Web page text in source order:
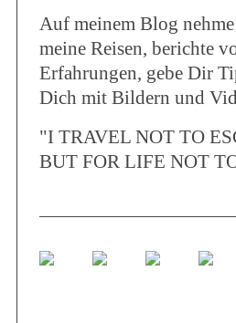
Auf meinem Blog
meine Reisen, berichte
Erfahrungen, gebe Dir
Dich mit Bildern und
"I TRAVEL NOT TO
BUT FOR LIFE NOT